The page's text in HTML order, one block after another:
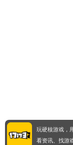
玩硬核游戏，
看资讯、找游